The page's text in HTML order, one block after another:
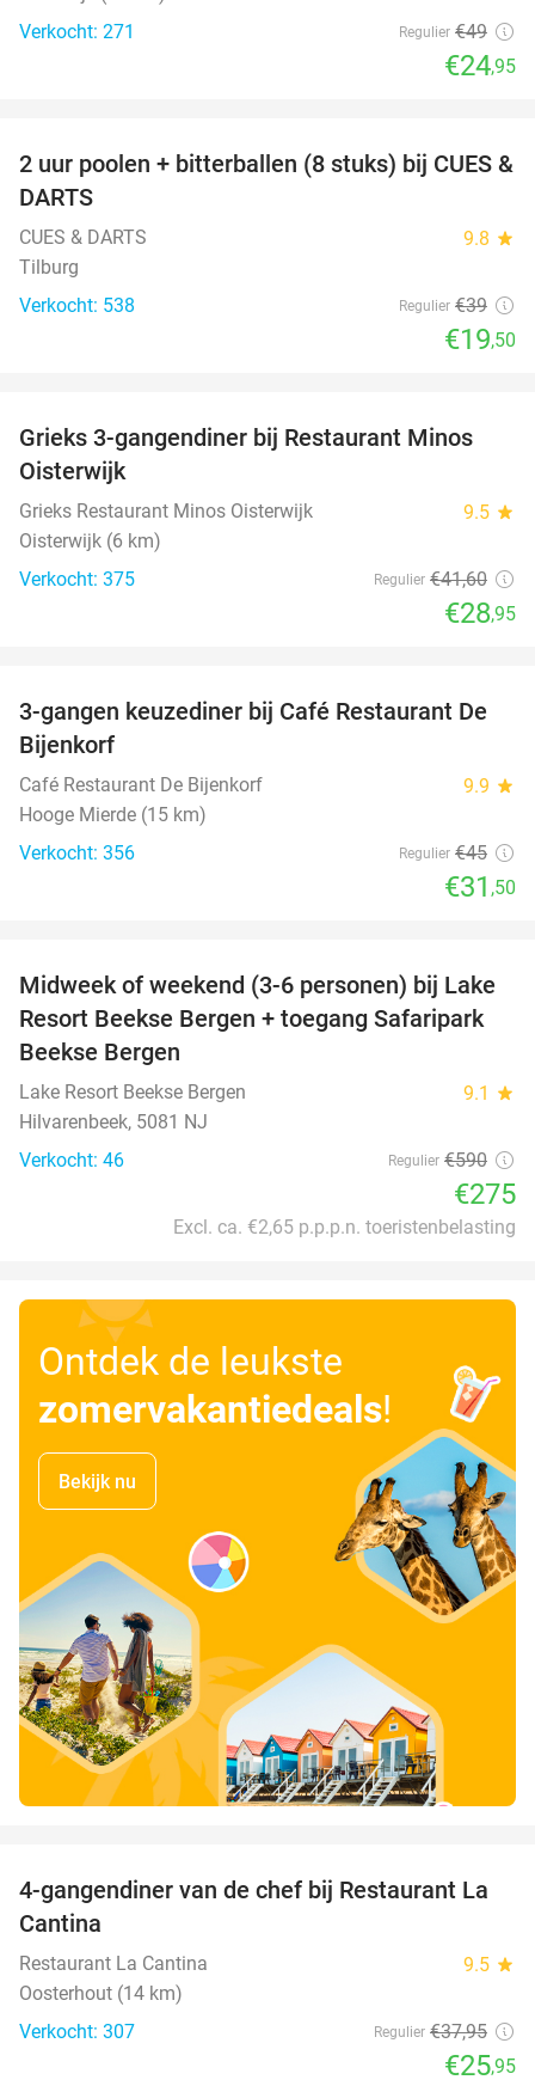
Verkocht: 271
Regulier €49
€24,95
50%
2 uur poolen + bitterballen (8 stuks) bij CUES &
DARTS
CUES & DARTS 9.8 star
Tilburg
Verkocht: 538
Regulier €39
€19,50
30%
Grieks 3-gangendiner bij Restaurant Minos
Oisterwijk
Grieks Restaurant Minos Oisterwijk 9.5 star
Oisterwijk (6 km)
Verkocht: 375
Regulier €41,60
€28,95
30%
3-gangen keuzediner bij Café Restaurant De
Bijenkorf
Café Restaurant De Bijenkorf 9.9 star
Hooge Mierde (15 km)
Verkocht: 356
Regulier €45
€31 ,50
53%
Midweek of weekend (3-6 personen) bij Lake
Resort Beekse Bergen + toegang Safaripark
Beekse Bergen
Lake Resort Beekse Bergen 9.1 star
Hilvarenbeek, 5081 NJ
Verkocht: 46
Regulier €590
€275
Excl. ca. €2,65 p.p.p.n. toeristenbelasting
Ontdek de leukste
zomervakantiedeals!
Bekijk nu
32%
4-gangendiner van de chef bij Restaurant La
Cantina
Restaurant La Cantina 9.5 star
Oosterhout (14 km)
Verkocht: 307
Regulier €37,95
€25,95